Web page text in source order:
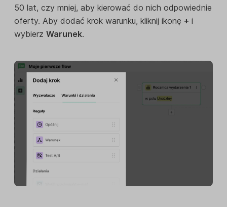
50 lat, czy mniej, aby kierować do nich odpowiednie
oferty. Aby dodać krok warunku, kliknij ikonę + i
wybierz Warunek.